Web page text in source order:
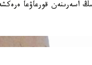
قورعاۋعا